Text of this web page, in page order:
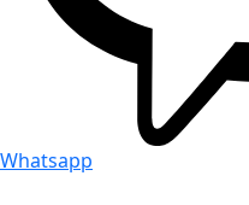
Whatsapp